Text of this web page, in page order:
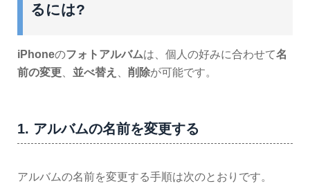
るには?
iPhoneのフォトアルバムは、個人の好みに合わせて名
前の変更
並べ替え 削除が可能です。
1. アルバムの名前を変更する
アルバムの名前を変更する手順は次のとおりです。